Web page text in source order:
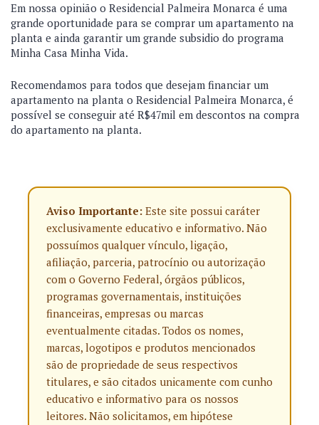
Em nossa opinião o Residencial Palmeira Monarca é uma
grande oportunidade para se comprar um apartamento na
planta e ainda garantir um grande subsidio do programa
Minha Casa Minha Vida.
Recomendamos para todos que desejam financiar um
apartamento na planta o Residencial Palmeira Monarca, é
possível se conseguir até R$47mil em descontos na compra
do apartamento na planta.
Aviso Importante: Este site possui caráter
exclusivamente educativo e informativo. Não
possuímos qualquer vínculo, ligação,
afiliação, parceria, patrocínio ou autorização
com o Governo Federal, órgãos públicos,
programas governamentais, instituições
financeiras, empresas ou marcas
eventualmente citadas. Todos os nomes,
marcas, logotipos e produtos mencionados
são de propriedade de seus respectivos
titulares, e são citados unicamente com cunho
educativo e informativo para os nossos
leitores. Não solicitamos, em hipótese